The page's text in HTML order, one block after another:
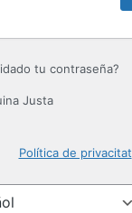
tu contraseña?
Justa
Política de privacitat